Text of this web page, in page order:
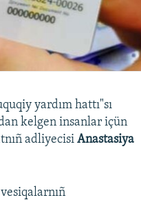
yardım hattı"sı
kelgen insanlar içün
adliyecisiAnastasiya